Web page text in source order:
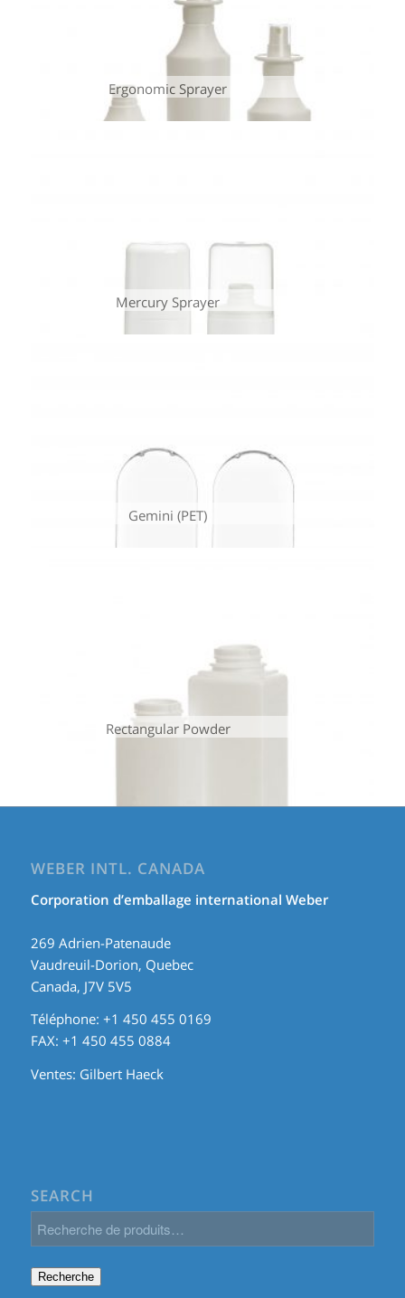
Ergonomic Sprayer
Mercury Sprayer
Gemini (PET)
Rectangular Powder
WEBER INTL. CANADA
Corporation d’emballage international Weber
269 Adrien-Patenaude
Vaudreuil-Dorion, Quebec
Canada, J7V 5V5
Téléphone: +1 450 455 0169
FAX: +1 450 455 0884
Ventes: Gilbert Haeck
SEARCH
Recherche